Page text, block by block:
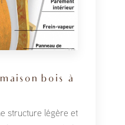
bois à
structure légère et